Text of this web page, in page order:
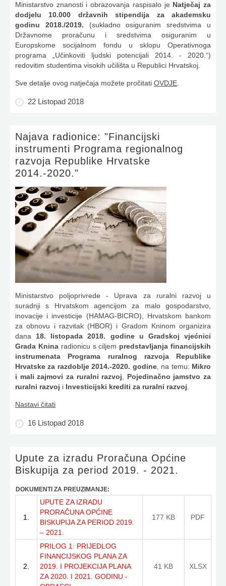
Ministarstvo znanosti i obrazovanja raspisalo je Natječaj za
dodjelu 10.000 državnih stipendija za akademsku
godinu 2018./2019. (sukladno osiguranim sredstvima u
Državnome proračunu i sredstvima osiguranim u
Europskome socijalnom fondu u sklopu Operativnoga
programa „Učinkoviti ljudski potencijali 2014. - 2020.“)
redovitim studentima visokih učilišta u Republici Hrvatskoj.
Sve detalje ovog natječaja možete pročitati OVDJE
22 Listopad 2018
Najava radionice: "Financijski
instrumenti Programa regionalnog
razvoja Republike Hrvatske
2014.-2020."
Ministarstvo poljoprivrede - Uprava za ruralni razvoj u
suradnji s Hrvatskom agencijom za malo gospodarstvo,
inovacije i investicije (HAMAG-BICRO), Hrvatskom bankom
za obnovu i razvitak (HBOR) i Gradom Kninom organizira
dana 18. listopada 2018. godine u Gradskoj vjećnici
Grada Kninaradionicu s ciljem predstavljanja financijskih
instrumenata Programa ruralnog razvoja Republike
Hrvatske za razdoblje 2014.-2020. godine, na temu: Mikro
i mali zajmovi za ruralni razvoj
Pojedinačno jamstvo za
ruralni razvoj i Investicijski krediti za ruralni razvoj
Nastavi čitati
16 Listopad 2018
Upute za izradu Proračuna Općine
Biskupija za period 2019. - 2021.
DOKUMENTI ZA PREUZIMANJE:
1.
UPUTE ZA IZRADU
PRORAČUNA OPĆINE
BISKUPIJA ZA PERIOD 2019.
– 2021.
177 KB PDF
2.
PRILOG 1: PRIJEDLOG
FINANCIJSKOG PLANA ZA
2019. I PROJEKCIJA PLANA
ZA 2020. I 2021. GODINU -
41 KB XLSX